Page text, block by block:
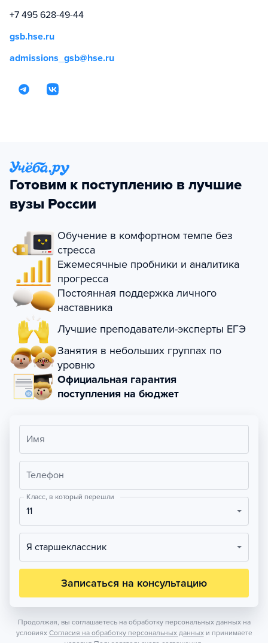
+7 495 628-49-44
gsb.hse.ru
admissions_gsb@hse.ru
Готовим к поступлению в лучшие
вузы России
Обучение в комфортном темпе без
стресса
Ежемесячные пробники и аналитика
прогресса
Постоянная поддержка личного
наставника
Лучшие преподаватели-эксперты ЕГЭ
Занятия в небольших группах по
уровню
Официальная гарантия
поступления на бюджет
Имя
Телефон
Класс, в который перешли
11
Я старшеклассник
Записаться на консультацию
Продолжая, вы соглашаетесь на обработку персональных данных на
условиях Согласия на обработку персональных данных и принимаете